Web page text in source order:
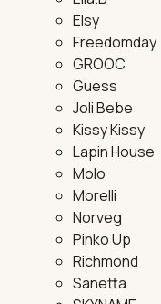
Elsy
Freedomday
GROOC
Guess
Joli Bebe
Kissy Kissy
Lapin House
Molo
Morelli
Norveg
Pinko Up
Richmond
Sanetta